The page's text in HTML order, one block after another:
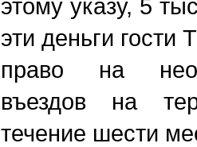
этому указу, 5
эти деньги
право на
въездов на
течение шести